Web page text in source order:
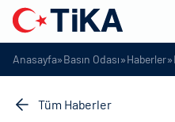
Anasayfa»Basın Odası»Haberler»
Tüm Haberler